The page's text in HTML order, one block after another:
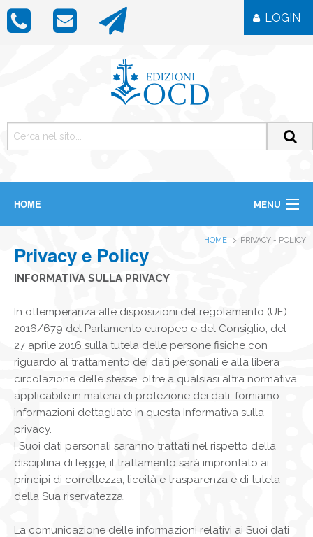
LOGIN
HOME MENU
LIBRI
RIVISTE
ICONE
NEWS
CONTATTI
HOME PRIVACY - POLICY
Privacy e Policy
INFORMATIVA SULLA PRIVACY
In ottemperanza alle disposizioni del regolamento (UE)
2016/679 del Parlamento europeo e del Consiglio, del
27 aprile 2016 sulla tutela delle persone fisiche con
riguardo al trattamento dei dati personali e alla libera
circolazione delle stesse, oltre a qualsiasi altra normativa
applicabile in materia di protezione dei dati, forniamo
informazioni dettagliate in questa Informativa sulla
privacy.
I Suoi dati personali saranno trattati nel rispetto della
disciplina di legge; il trattamento sarà improntato ai
principi di correttezza, liceità e trasparenza e di tutela
della Sua riservatezza.
La comunicazione delle informazioni relativi ai Suoi dati